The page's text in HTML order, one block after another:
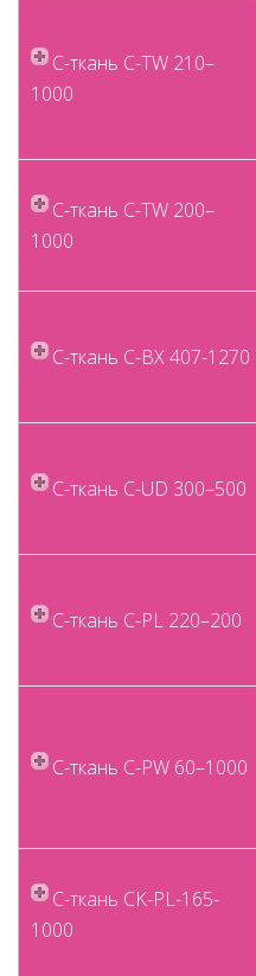
C-ткань C-TW 210–
1000
C-ткань C-TW 200–
1000
C-ткань C-BX 407-1270
C-ткань C-UD 300–500
C-ткань C-PL 220–200
C-ткань C-PW 60–1000
C-ткань CK-PL-165-
1000